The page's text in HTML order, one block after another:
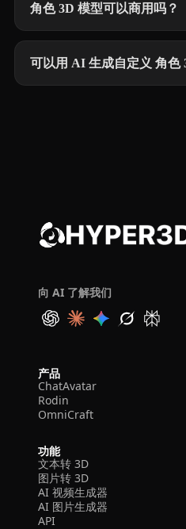
角色 3D 模型可以商用吗？
可以用 AI 生成自定义 角色
向 AI 了解我们
产品
ChatAvatar
Rodin
OmniCraft
功能
文本转 3D
图片转 3D
AI 视频生成器
AI 图片生成器
API